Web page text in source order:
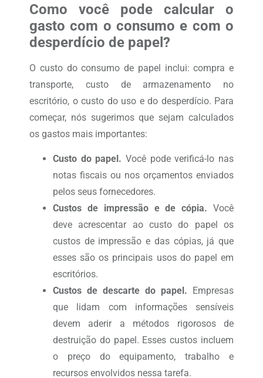
Como você pode calcular o
gasto com o consumo e com o
desperdício de papel?
O custo do consumo de papel inclui: compra e
transporte, custo de armazenamento no
escritório, o custo do uso e do desperdício. Para
começar, nós sugerimos que sejam calculados
os gastos mais importantes:
Custo do papel. Você pode verificá-lo nas
notas fiscais ou nos orçamentos enviados
pelos seus fornecedores.
Custos de impressão e de cópia. Você
deve acrescentar ao custo do papel os
custos de impressão e das cópias, já que
esses são os principais usos do papel em
escritórios.
Custos de descarte do papel.
Empresas
que lidam com informações sensíveis
devem aderir a métodos rigorosos de
destruição do papel. Esses custos incluem
o preço do equipamento, trabalho e
recursos envolvidos nessa tarefa.